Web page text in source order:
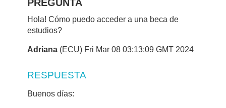
PREGUNTA
Hola! Cómo puedo acceder a una beca de
estudios?
Adriana (ECU) Fri Mar 08 03:13:09 GMT 2024
RESPUESTA
Buenos días: